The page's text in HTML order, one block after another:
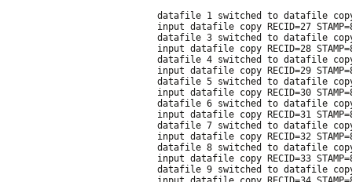
datafile 1 switched to datafile
input datafile copy RECID=27
datafile 3 switched to datafile
input datafile copy RECID=28
datafile 4 switched to datafile
input datafile copy RECID=29
datafile 5 switched to datafile
input datafile copy RECID=30
datafile 6 switched to datafile
input datafile copy RECID=31
datafile 7 switched to datafile
input datafile copy RECID=32
datafile 8 switched to datafile
input datafile copy RECID=33
datafile 9 switched to datafile